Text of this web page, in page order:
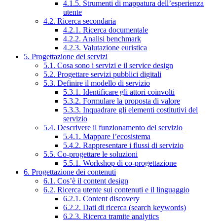
4.1.5. Strumenti di mappatura dell’esperienza
utente
4.2. Ricerca secondaria
4.2.1. Ricerca documentale
4.2.2. Analisi benchmark
4.2.3. Valutazione euristica
5. Progettazione dei servizi
5.1. Cosa sono i servizi e il service design
5.2. Progettare servizi pubblici digitali
5.3. Definire il modello di servizio
5.3.1. Identificare gli attori coinvolti
5.3.2. Formulare la proposta di valore
5.3.3. Inquadrare gli elementi costitutivi del
servizio
5.4. Descrivere il funzionamento del servizio
5.4.1. Mappare l’ecosistema
5.4.2. Rappresentare i flussi di servizio
5.5. Co-progettare le soluzioni
5.5.1. Workshop di co-progettazione
6. Progettazione dei contenuti
6.1. Cos’è il content design
6.2. Ricerca utente sui contenuti e il linguaggio
6.2.1. Content discovery
6.2.2. Dati di ricerca (search keywords)
6.2.3. Ricerca tramite analytics